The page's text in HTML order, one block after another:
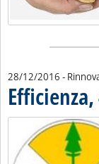
28/12/2016 -